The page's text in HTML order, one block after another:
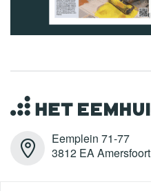
Eemplein 71-77
3812 EA Amersfoort